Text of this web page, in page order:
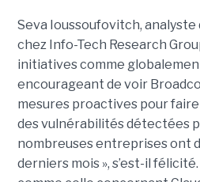
Seva Ioussoufovitch,
chez Info-Tech Research
initiatives comme
encourageant de voir
mesures proactives pour
des vulnérabilités détectées
nombreuses entreprises ont
derniers mois », s’est-il